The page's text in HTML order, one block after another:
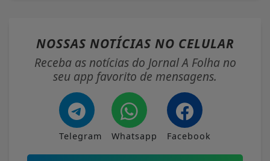
NOSSAS NOTÍCIAS NO CELULAR
Receba as notícias do Jornal A Folha no
seu app favorito de mensagens.
Telegram Whatsapp Facebook